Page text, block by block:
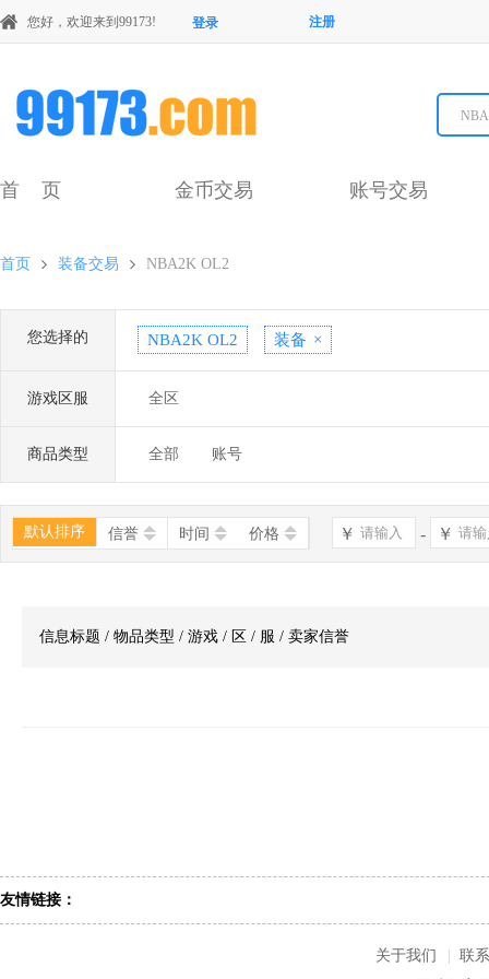
您好，欢迎来到99173! 登录 注册
首 页 金币交易 账号交易
首页 装备交易 NBA2K OL2
您选择的 NBA2K OL2 装备 ×
游戏区服 全区
商品类型 全部 账号
默认排序 信誉 时间 价格 ￥ - ￥
信息标题 / 物品类型 / 游戏 / 区 / 服 / 卖家信誉
友情链接：
关于我们
联